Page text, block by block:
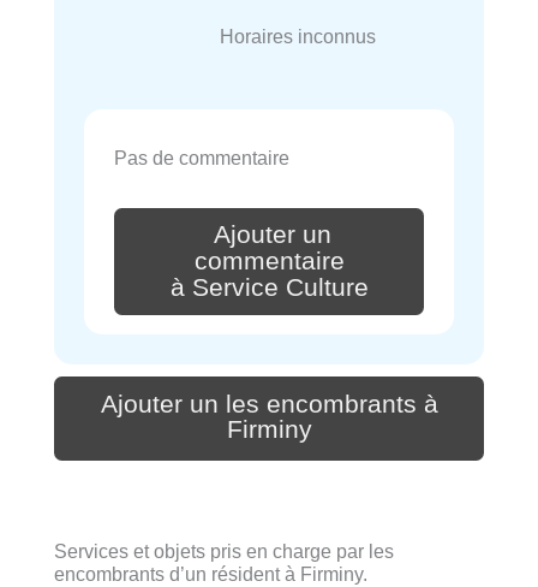
Horaires inconnus
Pas de commentaire
Ajouter un
commentaire
à Service Culture
Ajouter un les encombrants à
Firminy
Services et objets pris en charge par les
encombrants d’un résident à Firminy.